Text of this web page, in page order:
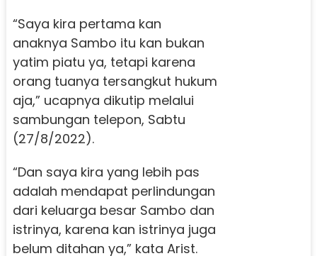
“Saya kira pertama kan
anaknya Sambo itu kan bukan
yatim piatu ya, tetapi karena
orang tuanya tersangkut hukum
aja,” ucapnya dikutip melalui
sambungan telepon, Sabtu
(27/8/2022).
“Dan saya kira yang lebih pas
adalah mendapat perlindungan
dari keluarga besar Sambo dan
istrinya, karena kan istrinya juga
belum ditahan ya,” kata Arist.